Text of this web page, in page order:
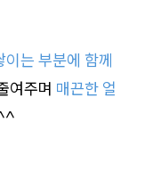
이는 부분에 함께
여주며 매끈한 얼